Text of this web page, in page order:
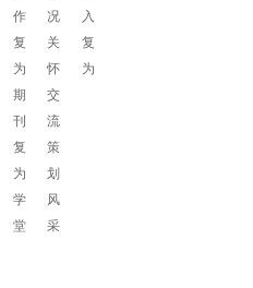
作
复
为
期
刊
复
为
学
堂
况
关
怀
交
流
策
划
风
采
入
复
为